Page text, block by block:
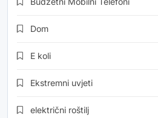
Dom
E koli
Ekstremni uvjeti
električni roštilj